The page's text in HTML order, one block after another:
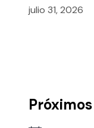
julio 31, 2026